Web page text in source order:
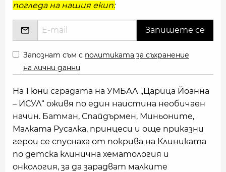
погледа на нашия екип:
Запознат съм с политиката за съхранение
на лични данни
На 1 юни сградата на УМБАЛ „Царица Йоанна
– ИСУЛ“ оживя по един наистина необичаен
начин. Батман, Спайдърмен, Миньоните,
Малката Русалка, принцеси и още приказни
герои се спуснаха от покрива на Клиниката
по детска клинична хематология и
онкология, за да зарадват малките